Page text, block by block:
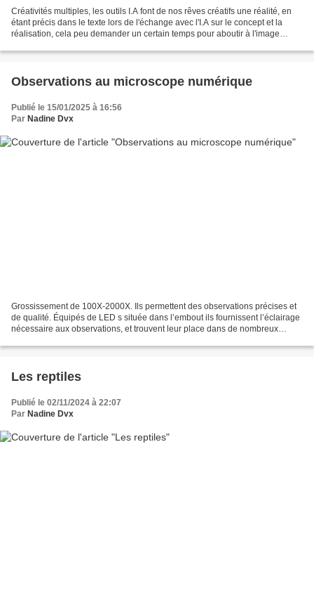
Créativités multiples, les outils I.A font de nos rêves créatifs une réalité, en
étant précis dans le texte lors de l'échange avec l'I.A sur le concept et la
réalisation, cela peu demander un certain temps pour aboutir à l'image
Observations au microscope numérique
Publié le 15/01/2025 à 16:56
Par Nadine Dvx
Grossissement de 100X-2000X. Ils permettent des observations précises et
de qualité. Équipés de LED s située dans l’embout ils fournissent l’éclairage
nécessaire aux observations, et trouvent leur place dans de nombreux
Les reptiles
Publié le 02/11/2024 à 22:07
Par Nadine Dvx